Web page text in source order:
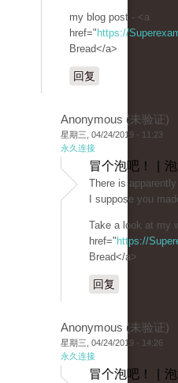
my blog post - <a
href=" https://
Bread</a>
回复
Anonymous (未验证)
星期三, 04/24/2019 - 11:23
永久连接
冒个泡吧！ |
There is
I suppose you
Take a look at my
href=" https://
Bread</a>
回复
Anonymous (未验证)
星期三, 04/24/2019 - 14:26
永久连接
冒个泡吧！ |